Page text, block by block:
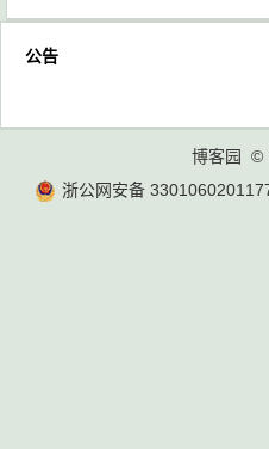
公告
博客园
©
浙公网安备